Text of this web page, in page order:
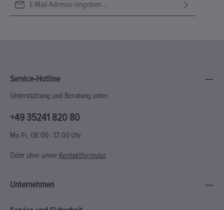
Service-Hotline
Unterstützung und Beratung unter:
+49 35241 820 80
Mo-Fr, 08:00 - 17:00 Uhr
Oder über unser Kontaktformular.
Unternehmen